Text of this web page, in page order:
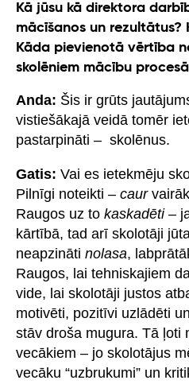
Kā jūsu kā direktora
mācīšanos un rezultātus?
Kāda pievienotā vērtība
skolēniem mācību
Anda: Šis ir grūts
vistiešākajā veidā tomēr
pastarpināti – skolēnus.
Gatis: Vai es ietekmēju
Pilnīgi noteikti – caur
Raugos uz to kaskadēti –
kārtībā, tad arī skolotāji
neapzināti nolasa,
Raugos, lai tehniskajiem
vide, lai skolotāji justos
motivēti, pozitīvi uzlādēti
stāv droša mugura. Tā ļoti
vecākiem – jo skolotājus
vecāku “uzbrukumi” un